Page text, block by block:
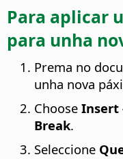
Para aplicar
para unha
Prema no
unha nova
Choose Insert
Break.
Seleccione